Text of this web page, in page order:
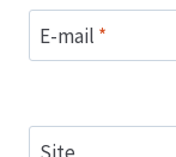
E-mail *